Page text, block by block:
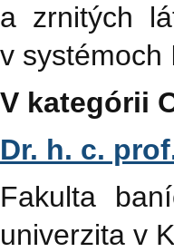
a zrnitých
v systémoch
V kategórii
Dr. h. c.
Fakulta
univerzita v